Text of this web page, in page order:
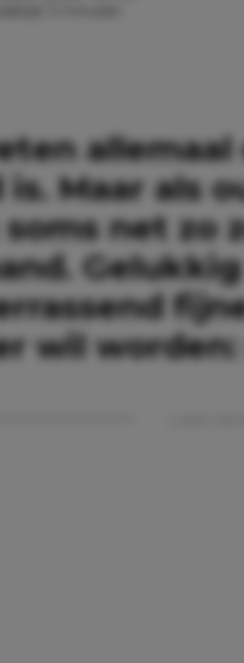
is. Maar als
net zo
wil